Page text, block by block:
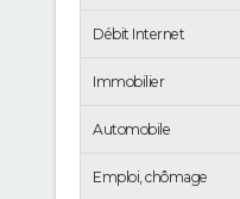
Débit Internet
Immobilier
Automobile
Emploi, chômage